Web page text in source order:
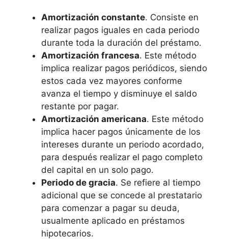
Amortización constante. Consiste en
realizar pagos iguales en cada periodo
durante toda la duración del préstamo.
Amortización francesa. Este método
implica realizar pagos periódicos, siendo
estos cada vez mayores conforme
avanza el tiempo y disminuye el saldo
restante por pagar.
Amortización americana. Este método
implica hacer pagos únicamente de los
intereses durante un periodo acordado,
para después realizar el pago completo
del capital en un solo pago.
Periodo de gracia. Se refiere al tiempo
adicional que se concede al prestatario
para comenzar a pagar su deuda,
usualmente aplicado en préstamos
hipotecarios.